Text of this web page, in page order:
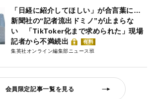
「日経に紹介してほしい」が合言葉に…
新聞社の“記者流出ドミノ”が止まらな
い 「TikToker化まで求められた」現場
記者から不満続出
有料
集英社オンライン編集部ニュース班
会員限定記事一覧を見る